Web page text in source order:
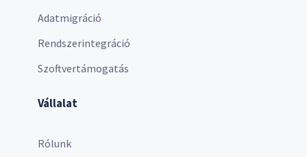
Adatmigráció
Rendszerintegráció
Szoftvertámogatás
Vállalat
Rólunk